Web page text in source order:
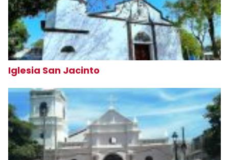
Iglesia San Jacinto